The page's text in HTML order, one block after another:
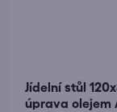
Jídelní stůl
úprava olejem